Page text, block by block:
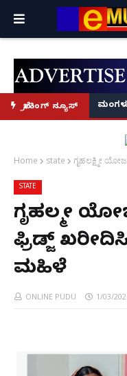
ಬ್ರೇಕಿಂಗ್ ನ್ಯೂಸ್
ಪತ್ತೆ; ಮೂವರು ವಿದ್ಯಾರ್ಥಿಗಳು
Home state ಗೃಹಲಕ್ಷ್ಮೀ
STATE
ಗೃಹಲಕ್ಷ್ಮೀ
ಫ್ರಿಡ್ಜ್
ಮಹಿಳೆ
ONLINE PUDU 1/03/